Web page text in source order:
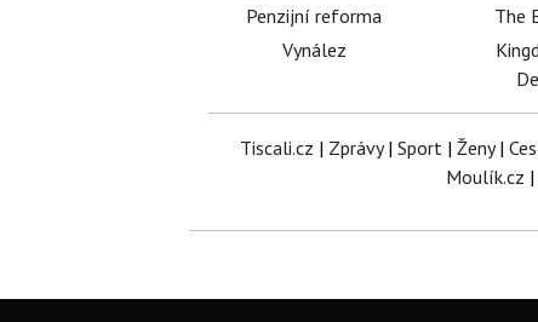
Penzijní reforma
Vynález
The
Tiscali.cz | Zprávy| Sport| Ženy|
Moulík.cz |